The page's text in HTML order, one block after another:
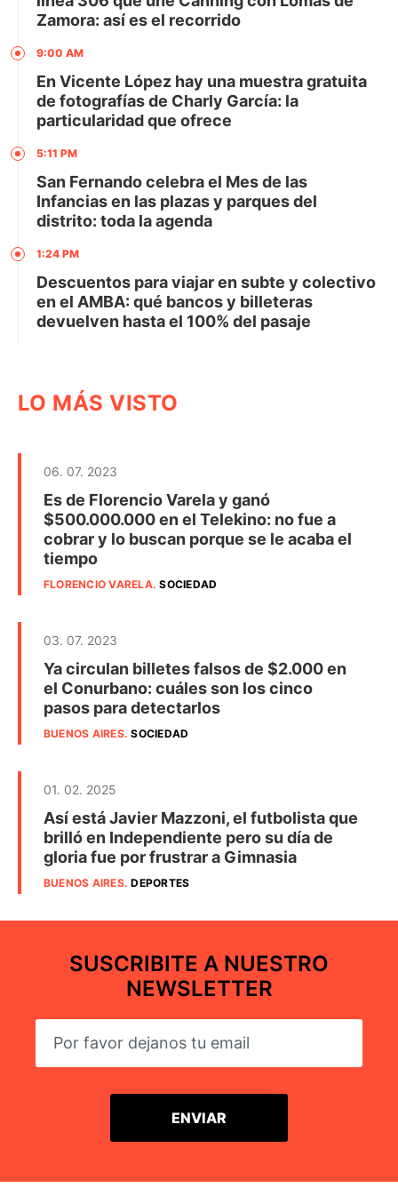
Zamora: así es el recorrido
9:00 AM
En Vicente López hay una muestra gratuita
de fotografías de Charly García: la
particularidad que ofrece
5:11 PM
San Fernando celebra el Mes de las
Infancias en las plazas y parques del
distrito: toda la agenda
1:24 PM
Descuentos para viajar en subte y colectivo
en el AMBA: qué bancos y billeteras
devuelven hasta el 100% del pasaje
LO MÁS VISTO
06. 07. 2023
Es de Florencio Varela y ganó
$500.000.000 en el Telekino: no fue a
cobrar y lo buscan porque se le acaba el
tiempo
FLORENCIO VARELA.SOCIEDAD
03. 07. 2023
Ya circulan billetes falsos de $2.000 en
el Conurbano: cuáles son los cinco
pasos para detectarlos
BUENOS AIRES.SOCIEDAD
01. 02. 2025
Así está Javier Mazzoni, el futbolista que
brilló en Independiente pero su día de
gloria fue por frustrar a Gimnasia
BUENOS AIRES.DEPORTES
SUSCRIBITE A NUESTRO
NEWSLETTER